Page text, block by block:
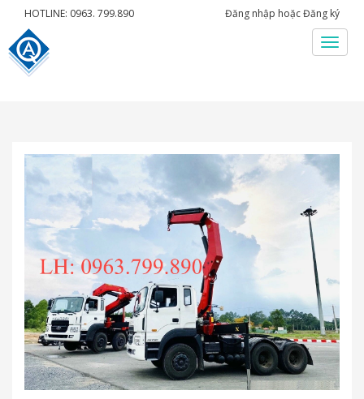
HOTLINE: 0963. 799.890 Đăng nhập hoặcĐăng ký
Menu